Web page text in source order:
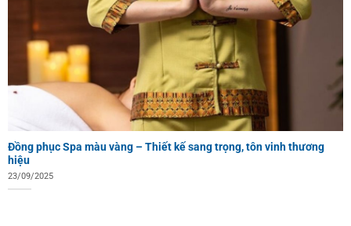
Đồng phục Spa màu vàng – Thiết kế sang trọng, tôn vinh thương
hiệu
23/09/2025